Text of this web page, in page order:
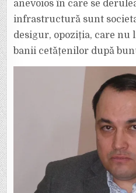
anevoios în care se
infrastructură sunt
desigur, opoziția, care nu
banii cetățenilor după